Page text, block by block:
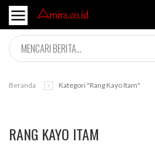
Beranda Kategori "rang Kayo Itam"
RANG KAYO ITAM